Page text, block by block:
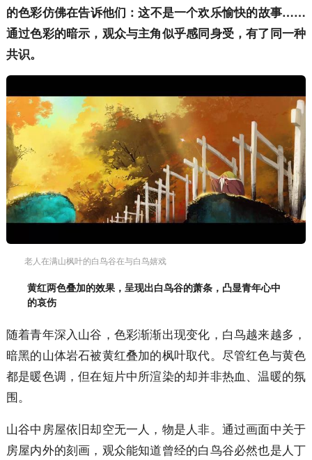
的色彩仿佛在告诉他们：这不是一个欢乐愉快的故事……
通过色彩的暗示，观众与主角似乎感同身受，有了同一种
共识。
老人在满山枫叶的白鸟谷在与白鸟嬉戏
黄红两色叠加的效果，呈现出白鸟谷的萧条，凸显青年心中
的哀伤
随着青年深入山谷，色彩渐渐出现变化，白鸟越来越多，
暗黑的山体岩石被黄红叠加的枫叶取代。尽管红色与黄色
都是暖色调，但在短片中所渲染的却并非热血、温暖的氛
围。
山谷中房屋依旧却空无一人，物是人非。通过画面中关于
房屋内外的刻画，观众能知道曾经的白鸟谷必然也是人丁